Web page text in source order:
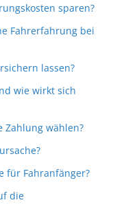
sparen?
Fahrerfahrung bei
lassen?
wie wirkt sich
Zahlung wählen?
für Fahranfänger?
die